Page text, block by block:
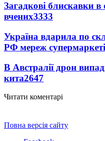
Загадкові блискавки в
вчених3333
Україна вдарила по
РФ мереж
В Австралії дрон
кита2647
Читати коментарі
Повна версія сайту